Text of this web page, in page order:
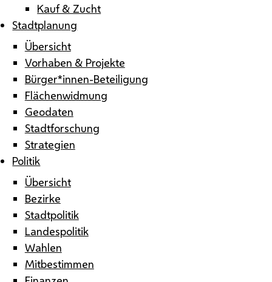
Kauf & Zucht
Stadtplanung
Übersicht
Vorhaben & Projekte
Bürger*innen-Beteiligung
Flächenwidmung
Geodaten
Stadtforschung
Strategien
Politik
Übersicht
Bezirke
Stadtpolitik
Landespolitik
Wahlen
Mitbestimmen